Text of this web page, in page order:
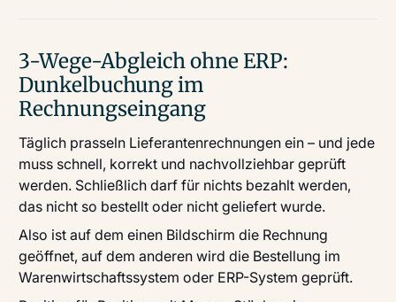
3-Wege-Abgleich ohne ERP:
Dunkelbuchung im
Rechnungseingang
Täglich prasseln Lieferantenrechnungen ein – und jede
muss schnell, korrekt und nachvollziehbar geprüft
werden. Schließlich darf für nichts bezahlt werden,
das nicht so bestellt oder nicht geliefert wurde.
Also ist auf dem einen Bildschirm die Rechnung
geöffnet, auf dem anderen wird die Bestellung im
Warenwirtschaftssystem oder ERP-System geprüft.